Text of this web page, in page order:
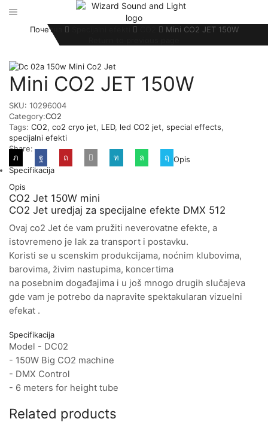
Почетна
Mini CO2 JET 150W
Mini CO2 JET 150W
SKU: 10296004
Category:CO2
Tags: CO2, co2 cryo jet, LED, led CO2 jet, special effects,
specijalni efekti
Share:
Opis
Specifikacija
Opis
CO2 Jet 150W mini
CO2 Jet uredjaj za specijalne efekte DMX 512
Ovaj co2 Jet će vam pružiti neverovatne efekte, a
istovremeno je lak za transport i postavku.
Koristi se u scenskim produkcijama, noćnim klubovima,
barovima, živim nastupima, koncertima
na posebnim događajima i u još mnogo drugih slučajeva
gde vam je potrebo da napravite spektakularan vizuelni
efekat .
Specifikacija
Model - DC02
- 150W Big CO2 machine
- DMX Control
- 6 meters for height tube
Related products